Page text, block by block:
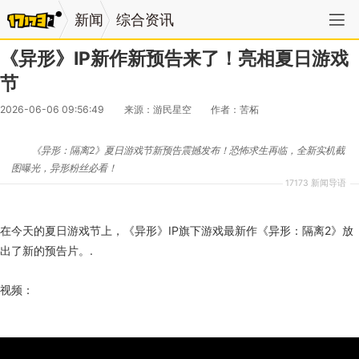
新闻 综合资讯
《异形》IP新作新预告来了！亮相夏日游戏
节
2026-06-06 09:56:49 来源：游民星空 作者：苦柘
17173 新闻导语
《异形：隔离2》夏日游戏节新预告震撼发布！恐怖求生再临，全新实机截
图曝光，异形粉丝必看！
在今天的夏日游戏节上，《异形》IP旗下游戏最新作《异形：隔离2》放
出了新的预告片。.
视频：